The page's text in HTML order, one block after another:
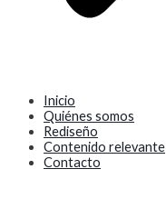
Inicio
Quiénes somos
Rediseño
Contenido relevante
Contacto